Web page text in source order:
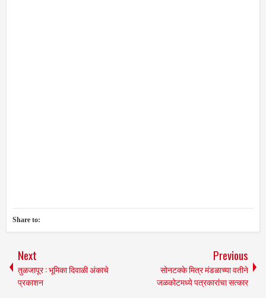
Share to:
Next
तुळजापूर : भूमिका दिवाळी अंकाचे
प्रकाशन
Previous
सोनटक्के मित्र मंडळाच्या वतीने
जळकोटमध्ये पत्रकारांचा सत्कार